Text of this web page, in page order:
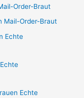
Order-Braut
Mail-Order-Braut
Echte
Echte